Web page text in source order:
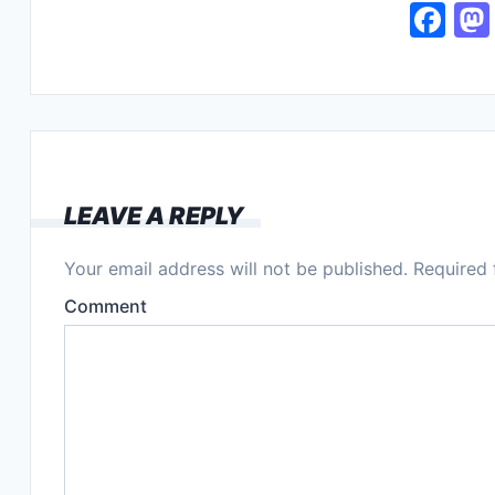
F
c
e
k
LEAVE A REPLY
Your email address will not be published. Required
Comment